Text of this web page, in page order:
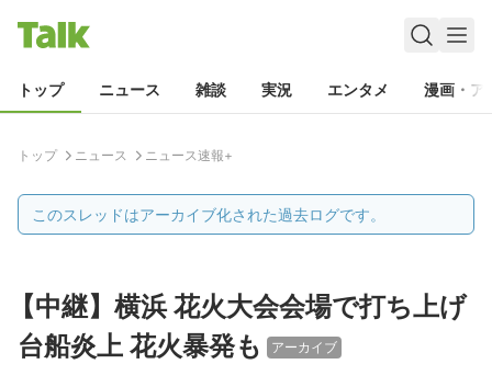
トップ ニュース 雑談 実況 エンタメ 漫画・ア
トップ ニュース ニュース速報+
このスレッドはアーカイブ化された過去ログです。
【中継】横浜 花火大会会場で打ち上げ
台船炎上 花火暴発も
アーカイブ